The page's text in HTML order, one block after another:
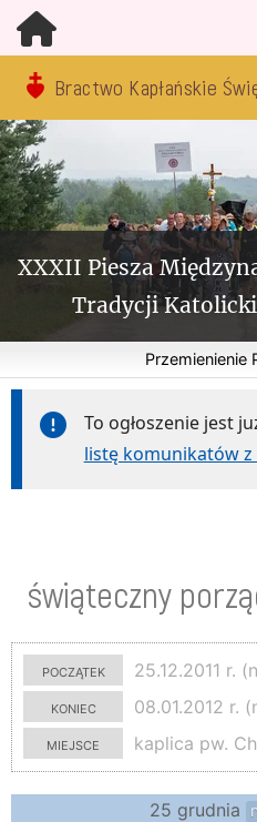
Bractwo Kapłańskie
XXXII Piesza
Tradycji
Przemienienie
To ogłoszenie jest
listę komunikatów
świąteczny
początek
25.12.2011 r.
koniec
08.01.2012 r.
miejsce
kaplica pw.
25 grudnia